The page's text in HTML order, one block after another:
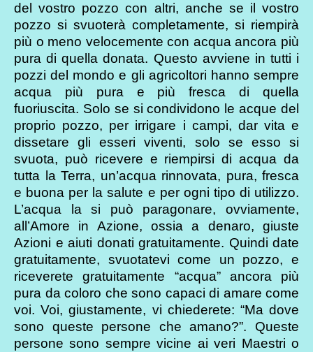
del vostro pozzo con altri, anche se il vostro
pozzo si svuoterà completamente, si riempirà
più o meno velocemente con acqua ancora più
pura di quella donata. Questo avviene in tutti i
pozzi del mondo e gli agricoltori hanno sempre
acqua più pura e più fresca di quella
fuoriuscita. Solo se si condividono le acque del
proprio pozzo, per irrigare i campi, dar vita e
dissetare gli esseri viventi, solo se esso si
svuota, può ricevere e riempirsi di acqua da
tutta la Terra, un’acqua rinnovata, pura, fresca
e buona per la salute e per ogni tipo di utilizzo.
L’acqua la si può paragonare, ovviamente,
all’Amore in Azione, ossia a denaro, giuste
Azioni e aiuti donati gratuitamente. Quindi date
gratuitamente, svuotatevi come un pozzo, e
riceverete gratuitamente “acqua” ancora più
pura da coloro che sono capaci di amare come
voi. Voi, giustamente, vi chiederete: “Ma dove
sono queste persone che amano?”. Queste
persone sono sempre vicine ai veri Maestri o